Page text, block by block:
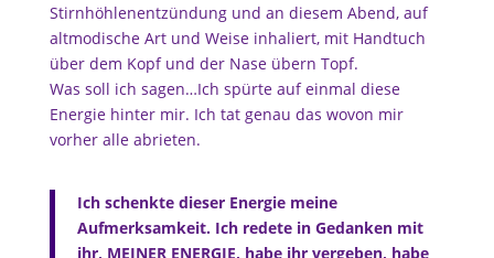
Stirnhöhlenentzündung und an diesem Abend, auf
altmodische Art und Weise inhaliert, mit Handtuch
über dem Kopf und der Nase übern Topf.
Was soll ich sagen…Ich spürte auf einmal diese
Energie hinter mir. Ich tat genau das wovon mir
vorher alle abrieten.
Ich schenkte dieser Energie meine
Aufmerksamkeit. Ich redete in Gedanken mit
ihr, MEINER ENERGIE, habe ihr vergeben, habe